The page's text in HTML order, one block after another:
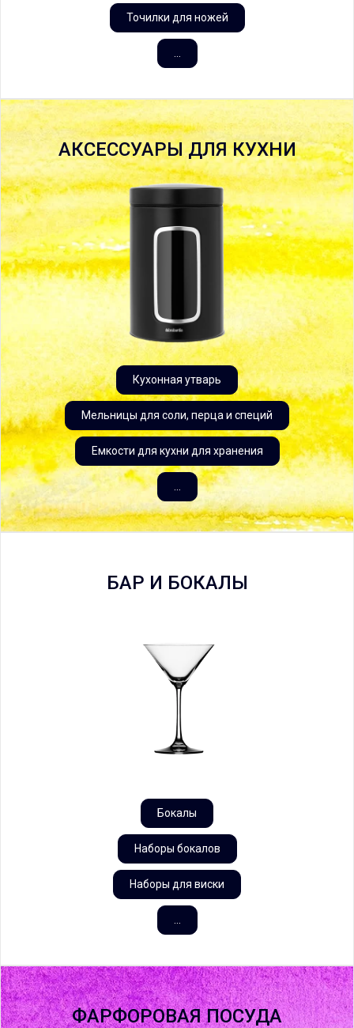
Точилки для ножей
АКСЕССУАРЫ ДЛЯ КУХНИ
Кухонная утварь
Мельницы для соли, перца и специй
Емкости для кухни для хранения
БАР И БОКАЛЫ
Бокалы
Наборы бокалов
Наборы для виски
ФАРФОРОВАЯ ПОСУДА